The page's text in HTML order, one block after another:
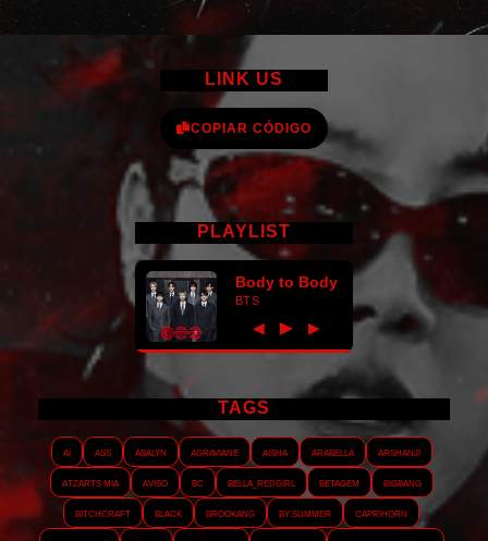
LINK US
COPIAR CÓDIGO
PLAYLIST
Body to Body
BTS
◀ ► ▶
TAGS
AI ASS Abalyn Agraviane Aisha Arabella
Arshanji
Atzarts Mia
Aviso BC Bella_RedGirl Betagem
Bigbang
Bitchcraft
Black Brookang By.summer
Caprihorn